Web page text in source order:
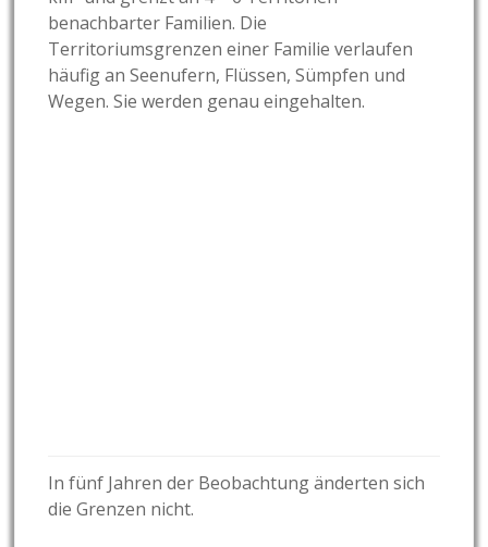
benachbarter Familien. Die
Territoriumsgrenzen einer Familie verlaufen
häufig an Seenufern, Flüssen, Sümpfen und
Wegen. Sie werden genau eingehalten.
In fünf Jahren der Beobachtung änderten sich
die Grenzen nicht.